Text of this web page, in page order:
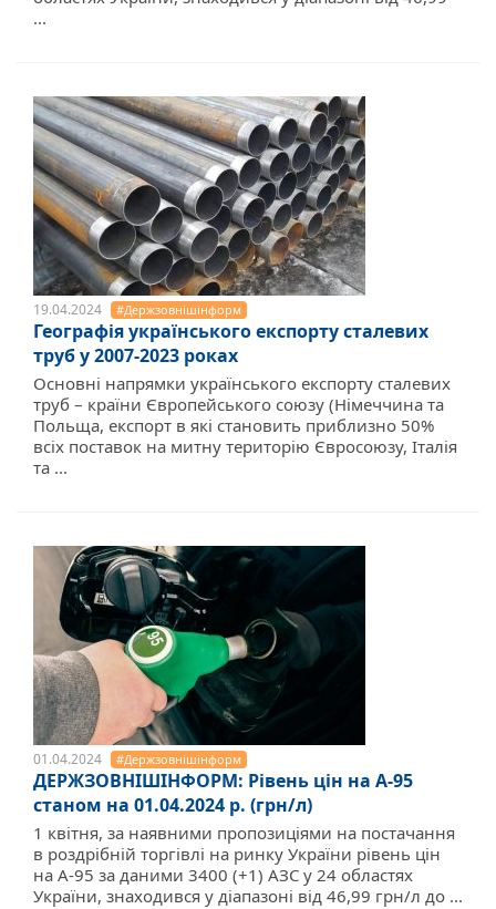
...
19.04.2024 #Держзовнішінформ
Географія українського експорту сталевих
труб у 2007-2023 роках
Основні напрямки українського експорту сталевих
труб – країни Європейського союзу (Німеччина та
Польща, експорт в які становить приблизно 50%
всіх поставок на митну територію Євросоюзу, Італія
та ...
01.04.2024 #Держзовнішінформ
ДЕРЖЗОВНІШІНФОРМ: Рівень цін на А-95
станом на 01.04.2024 р. (грн/л)
1 квітня, за наявними пропозиціями на постачання
в роздрібній торгівлі на ринку України рівень цін
на А-95 за даними 3400 (+1) АЗС у 24 областях
України, знаходився у діапазоні від 46,99 грн/л до ...